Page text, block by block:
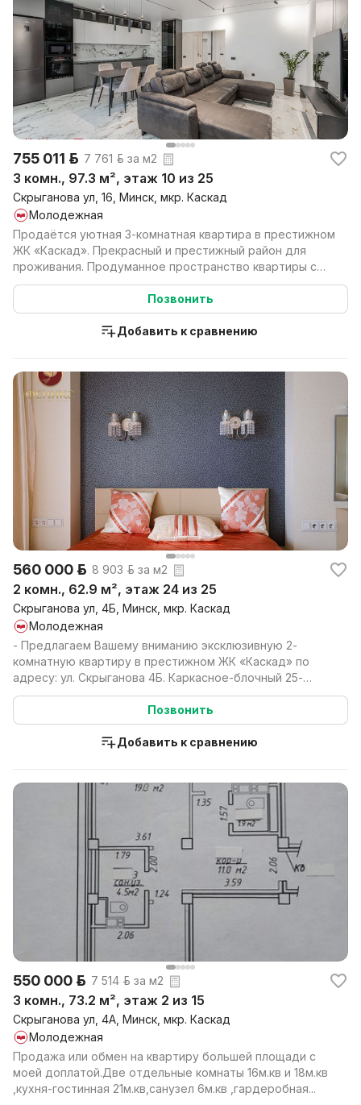
755 011 р. 7 761 р. за м2
3 комн., 97.3 м², этаж 10 из 25
Скрыганова ул, 16, Минск, мкр. Каскад
Молодежная
Продаётся уютная 3-комнатная квартира в престижном
ЖК «Каскад». Прекрасный и престижный район для
проживания. Продуманное пространство квартиры с
ку...
Позвонить
Добавить к сравнению
560 000 р. 8 903 р. за м2
2 комн., 62.9 м², этаж 24 из 25
Скрыганова ул, 4Б, Минск, мкр. Каскад
Молодежная
- Предлагаем Вашему вниманию эксклюзивную 2-
комнатную квартиру в престижном ЖК «Каскад» по
адресу: ул. Скрыганова 4Б. Каркасное-блочный 25-
этажный до...
Позвонить
Добавить к сравнению
550 000 р. 7 514 р. за м2
3 комн., 73.2 м², этаж 2 из 15
Скрыганова ул, 4А, Минск, мкр. Каскад
Молодежная
Продажа или обмен на квартиру большей площади с
моей доплатой.Две отдельные комнаты 16м.кв и 18м.кв
,кухня-гостинная 21м.кв,санузел 6м.кв ,гардеробная...